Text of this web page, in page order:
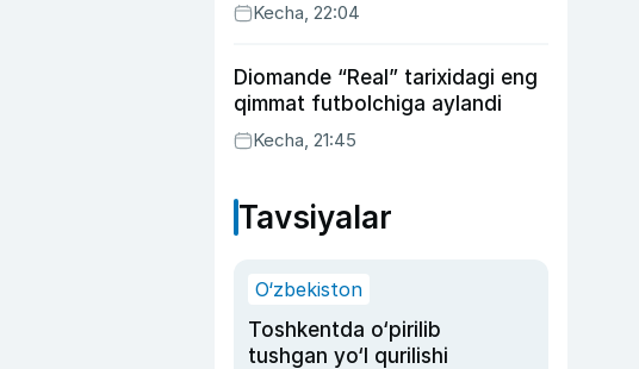
Kecha, 22:04
Diomande “Real” tarixidagi eng
qimmat futbolchiga aylandi
Kecha, 21:45
Tavsiyalar
O‘zbekiston
Toshkentda o‘pirilib
tushgan yo‘l qurilishi